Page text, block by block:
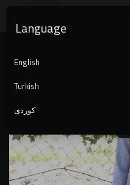
Player
Language
English
Turkish
کوردی